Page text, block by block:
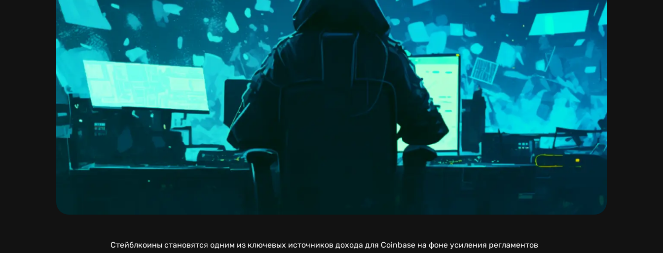
Стейблкоины становятся одним из ключевых источников дохода для Coinbase на фоне усиления регламентов